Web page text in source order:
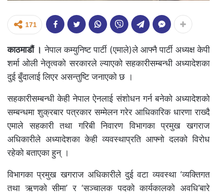
171
काठमाडौं । नेपाल कम्युनिष्ट पार्टी (एमाले)ले आफ्नै पार्टी अध्यक्ष केपी
शर्मा ओली नेतृत्वको सरकारले ल्याएको सहकारीसम्बन्धी अध्यादेशका
दुई बुँदालाई लिएर असन्तुष्टि जनाएको छ ।
सहकारीसम्बन्धी केही नेपाल ऐनलाई संशोधन गर्न बनेको अध्यादेशको
सम्बन्धमा शुक्रबार पत्रकार सम्मेलन गरेर आधिकारिक धारणा राख्दै
एमाले सहकारी तथा गरिबी निवारण विभागका प्रमुख खगराज
अधिकारीले अध्यादेशका केही व्यवस्थाप्रति आफ्नो दलको विरोध
रहेको बताएका हुन् ।
विभागका प्रमुख खगराज अधिकारीले दुई वटा व्यवस्था ‘व्यक्तिगत
तथा ऋणको सीमा’ र ‘सञ्चालक पदको कार्यकालको अवधि’बारे